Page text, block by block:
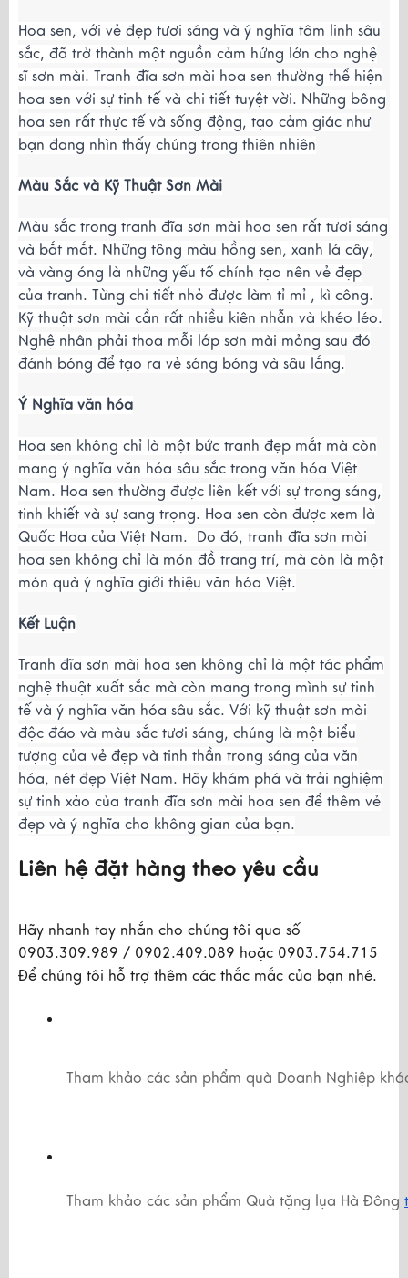
Hoa sen, với vẻ đẹp tươi sáng và ý nghĩa tâm linh sâu
sắc, đã trở thành một nguồn cảm hứng lớn cho nghệ
sĩ sơn mài. Tranh đĩa sơn mài hoa sen thường thể hiện
hoa sen với sự tinh tế và chi tiết tuyệt vời. Những bông
hoa sen rất thực tế và sống động, tạo cảm giác như
bạn đang nhìn thấy chúng trong thiên nhiên
Màu Sắc và Kỹ Thuật Sơn Mài
Màu sắc trong tranh đĩa sơn mài hoa sen rất tươi sáng
và bắt mắt. Những tông màu hồng sen, xanh lá cây,
và vàng óng là những yếu tố chính tạo nên vẻ đẹp
của tranh. Từng chi tiết nhỏ được làm tỉ mỉ , kì công.
Kỹ thuật sơn mài cần rất nhiều kiên nhẫn và khéo léo.
Nghệ nhân phải thoa mỗi lớp sơn mài mỏng sau đó
đánh bóng để tạo ra vẻ sáng bóng và sâu lắng.
Ý Nghĩa văn hóa
Hoa sen không chỉ là một bức tranh đẹp mắt mà còn
mang ý nghĩa văn hóa sâu sắc trong văn hóa Việt
Nam. Hoa sen thường được liên kết với sự trong sáng,
tinh khiết và sự sang trọng. Hoa sen còn được xem là
Quốc Hoa của Việt Nam. Do đó, tranh đĩa sơn mài
hoa sen không chỉ là món đồ trang trí, mà còn là một
món quà ý nghĩa giới thiệu văn hóa Việt.
Kết Luận
Tranh đĩa sơn mài hoa sen không chỉ là một tác phẩm
nghệ thuật xuất sắc mà còn mang trong mình sự tinh
tế và ý nghĩa văn hóa sâu sắc. Với kỹ thuật sơn mài
độc đáo và màu sắc tươi sáng, chúng là một biểu
tượng của vẻ đẹp và tinh thần trong sáng của văn
hóa, nét đẹp Việt Nam. Hãy khám phá và trải nghiệm
sự tinh xảo của tranh đĩa sơn mài hoa sen để thêm vẻ
đẹp và ý nghĩa cho không gian của bạn.
Liên hệ đặt hàng theo yêu cầu
Hãy nhanh tay nhắn cho chúng tôi qua số
0903.309.989 / 0902.409.089 hoặc 0903.754.715
Để chúng tôi hỗ trợ thêm các thắc mắc của bạn nhé.
Tham khảo các sản phẩm quà Doanh Nghiệp
Tham khảo các sản phẩm Quà tặng lụa Hà Đông